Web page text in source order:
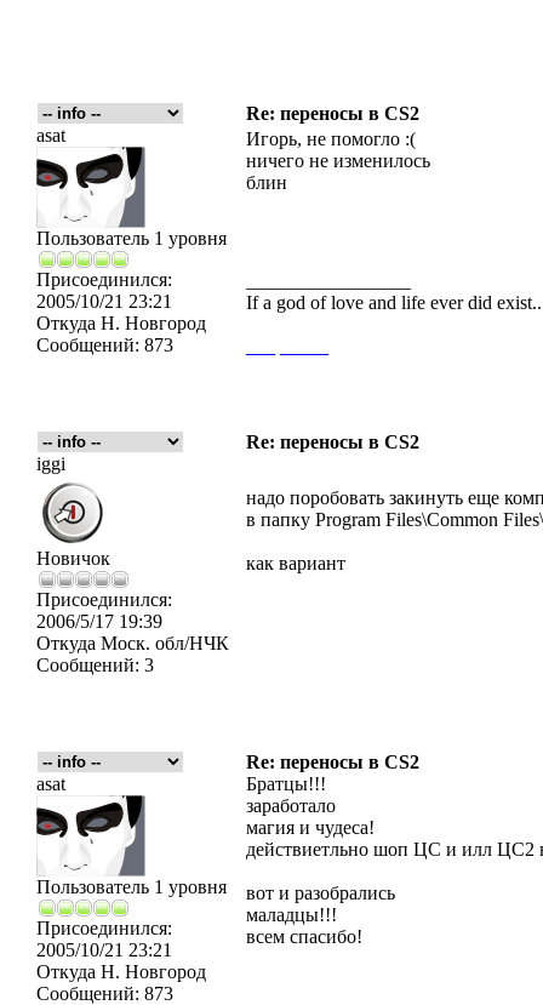
Re: переносы в CS2
asat
Пользователь 1 уровня
Присоединился:
2005/10/21 23:21
Откуда Н. Новгород
Сообщений: 873
Игорь, не помогло :(
ничего не изменилось
блин
If a god of love and life ever did
Re: переносы в CS2
iggi
Новичок
Присоединился:
2006/5/17 19:39
Откуда Моск. обл/НЧК
Сообщений: 3
надо поробовать закинуть еще
в папку Program Files\Common
как вариант
Re: переносы в CS2
asat
Пользователь 1 уровня
Присоединился:
2005/10/21 23:21
Откуда Н. Новгород
Сообщений: 873
Братцы!!!
заработало
магия и чудеса!
действиетльно шоп ЦС и илл ЦС2
вот и разобрались
маладцы!!!
всем спасибо!